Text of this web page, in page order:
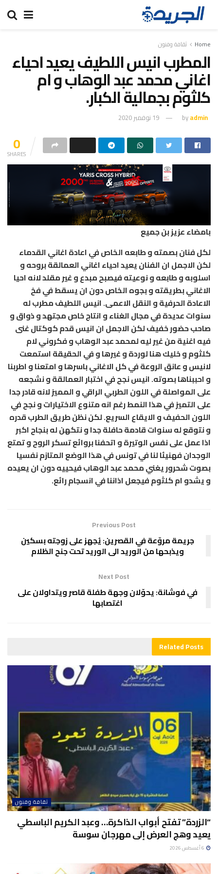
Home ثقافة وفنون
المطرب انيس اللطيف يعيد احياء
اغاني محمد عبد الوهاب و ام
كلثوم بجمالية الكبار.
byadmin 19 نوفمبر 2020
0
SHARES
بامضاء عزيز بن جميع
لكل فنان بصمته و طابعه الخاص في اعادة اغاني القدماء
لكن الاجمل ان الفنان يعيد احياء اغاني العمالقة بروحه و
اسلوبه و طابعه و نوعيته فيصبح مبدع و غير مقلد لانه احيا
الاغاني بطريقته و بجوه الخاص دون ان يسقط في فخ
الاعادة الحرفية و النقل الاعمى. انيس اللطيف مطرب له
سنوات عديدة في مجال الغناء و انتاج خاص مجتهد و ذواق و
صاحب حضور خفيف لكن الاجمل ان انيس قدم كوكتال غنى
فيه اغنية من غير ليه لمحمد عبد الوهاب و فكروني لام
كلثوم و خليك هنا لوردة و غيرها و في الحقيقة استمعت
لانيس و عانق الروعة في كل الاغاني باسرها و امتعنا و اطربنا
و احببناها بصوته. انيس نجح في اختبار العمالقة و نشجعه
على المواصلة في اللون الطربي الراقي و المميز لانه قادر جدا
على التميز في هذا النمط رغم انه متنوع الاختيارات و نجح في
اللون الحفيف و الايقاع السريع. لكن نظن طريق الطرب قدره
و نتوقع له سنوات قادمة حافلة جدا و نتكهن له بنجاح اكبر
اذا عمل على نفس الوتيرة و اتحفنا بروائع تسكر الروح و تمتع
الوجدان فهنيئا لنا في تونس في هذا الوضع المتازم نفسيا
بصوت شحرور يغني محمد عبد الوهاب فيحييه دون ان يعيده
و يشدو ام كلثوم فيجعل اذاننا في انسجام رائع.
Previous Post
جريمة مروّعة في القصرين: يُجهز على زوجته بسكين
ويذبحها من الوريد الى الوريد تحت جنح الظلام
Next Post
في فوشانة: يحوّلان وجهة طفلة قاصر ويتداولان على
اغتصابها
RelatedPosts
ثقافة وفنون
“الزردة” تفتح أبواب الذاكرة… وعبد الكريم الباسطي
يعيد وهج العرض إلى مهرجان سوسة